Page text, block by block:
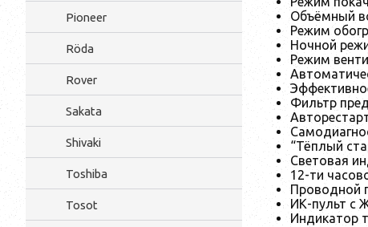
Pioneer
Röda
Rover
Sakata
Shivaki
Toshiba
Tosot
Объёмный
Режим
Ночной
Режим
Фильтр
“Тёплый
Световая
12-ти
Проводной
ИК-пульт с
Индикатор